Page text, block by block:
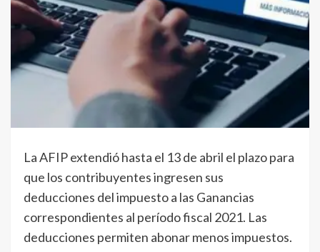
La AFIP extendió hasta el 13 de abril el plazo para
que los contribuyentes ingresen sus
deducciones del impuesto a las Ganancias
correspondientes al período fiscal 2021. Las
deducciones permiten abonar menos impuestos.